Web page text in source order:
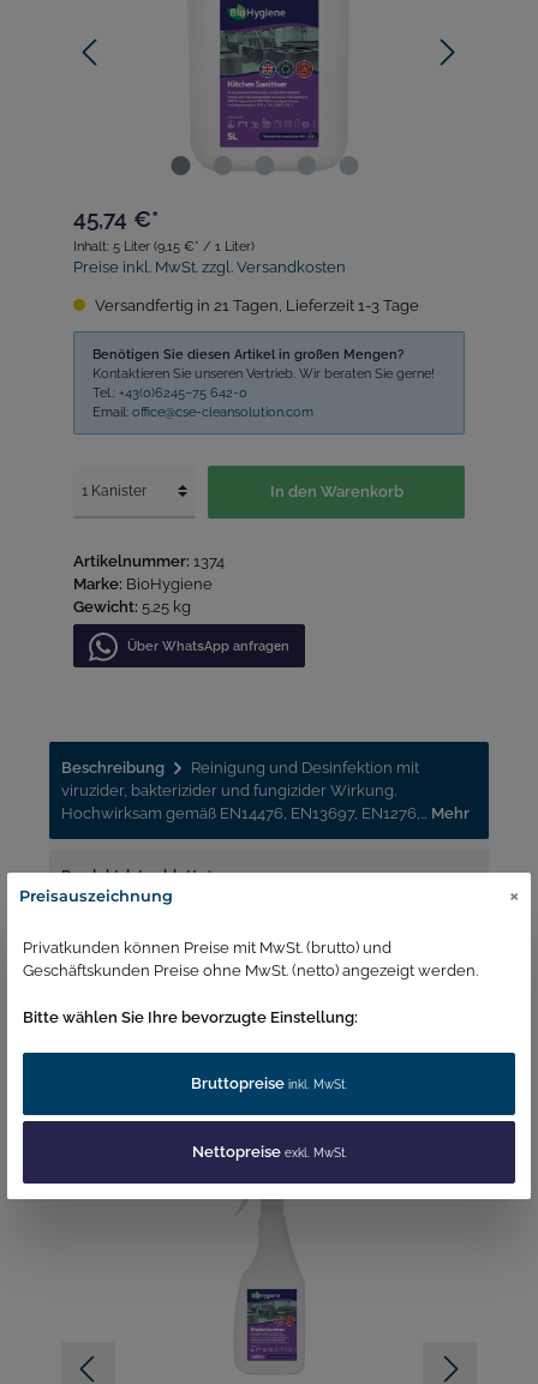
45,74 €*
Inhalt: 5 Liter (9,15 €* / 1 Liter)
Preise inkl. MwSt. zzgl. Versandkosten
Versandfertig in 21 Tagen, Lieferzeit 1-3 Tage
Benötigen Sie diesen Artikel in großen Mengen?
Kontaktieren Sie unseren Vertrieb. Wir beraten Sie gerne!
Tel.: +43(0)6245–75 642-0
Email: office@cse-cleansolution.com
In den Warenkorb
Artikelnummer: 1374
Marke: BioHygiene
Gewicht: 5.25 kg
Über WhatѕApp anfragеn
Beschreibung
Reinigung und Desinfektion mit
viruzider, bakterizider und fungizider Wirkung.
Hochwirksam gemäß EN14476, EN13697, EN1276,… Mehr
Produktdatenblatt
Anwendungsbereich / Gebrauchsanleitung
Ähnliche Produkte
Preisauszeichnung ×
Privatkunden können Preise mit MwSt. (brutto) und
Geschäftskunden Preise ohne MwSt. (netto) angezeigt werden.
Bitte wählen Sie Ihre bevorzugte Einstellung:
Bruttopreise inkl. MwSt.
Nettopreise exkl. MwSt.